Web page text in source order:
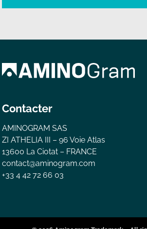
Contacter
AMINOGRAM SAS
ZI ATHELIA III – 96 Voie Atlas
13600 La Ciotat – FRANCE
contact@aminogram.com
+33 4 42 72 66 03